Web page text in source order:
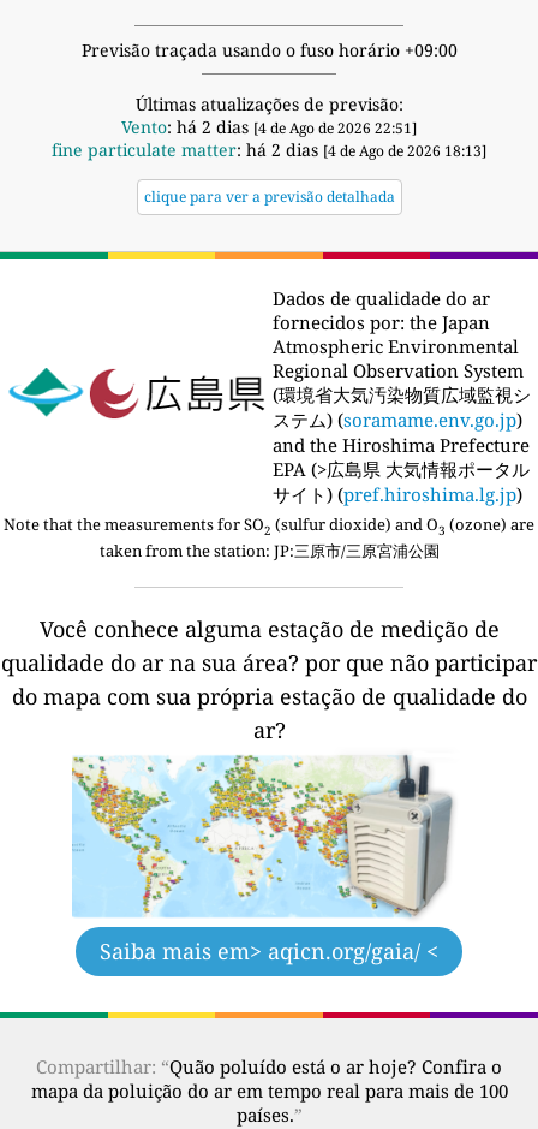
Previsão traçada usando o fuso horário +09:00
Últimas atualizações de previsão:
Vento: há 2 dias [4 de Ago de 2026 22:51]
fine particulate matter: há 2 dias [4 de Ago de 2026 18:13]
clique para ver a previsão detalhada
Dados de qualidade do ar
fornecidos por: the Japan
Atmospheric Environmental
Regional Observation System
(環境省大気汚染物質広域監視シ
ステム) (soramame.env.go.jp)
and the Hiroshima Prefecture
EPA (>広島県 大気情報ポータル
サイト) (pref.hiroshima.lg.jp)
Note that the measurements for SO2 (sulfur dioxide) and O3 (ozone) are
taken from the station: JP:三原市/三原宮浦公園
Você conhece alguma estação de medição de
qualidade do ar na sua área? por que não participar
do mapa com sua própria estação de qualidade do
ar?
Saiba mais em> aqicn.org/gaia/ <
Compartilhar: “Quão poluído está o ar hoje? Confira o
mapa da poluição do ar em tempo real para mais de 100
países.”